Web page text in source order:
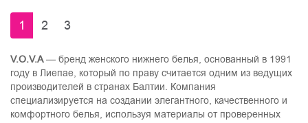
1 2 3
V.O.V.A— бренд женского нижнего белья, основанный в 1991
году в Лиепае, который по праву считается одним из ведущих
производителей в странах Балтии. Компания
специализируется на создании элегантного, качественного и
комфортного белья, используя материалы от проверенных